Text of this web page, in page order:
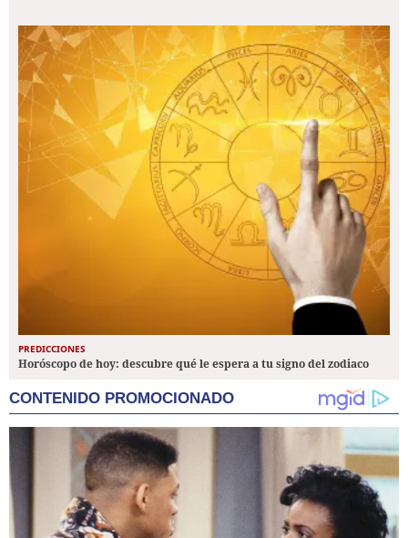
PREDICCIONES
Horóscopo de hoy: descubre qué le espera a tu signo del zodiaco
CONTENIDO PROMOCIONADO